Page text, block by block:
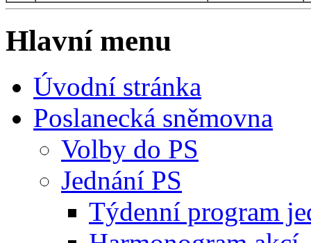
Hlavní menu
Úvodní stránka
Poslanecká sněmovna
Volby do PS
Jednání PS
Týdenní program